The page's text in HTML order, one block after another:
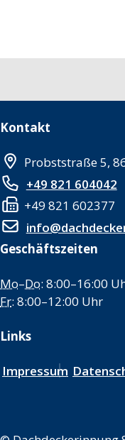
Kontakt
Probststraße 5,
+49 821 604042
+49 821 602377
Geschäftszeiten
Mo–Do: 8:00–16:00
Fr: 8:00–12:00 Uhr
Links
Impressum